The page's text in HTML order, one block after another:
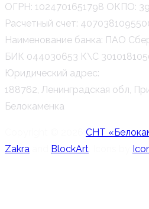
ОГРН: 1024701651798 ОКПО:
Расчетный счет:
Наименование банка: ПАО
БИК 044030653 К\С
Юридический адрес:
188762, Ленинградская обл,
Белокаменка
СНТ
Zakra
BlockArt